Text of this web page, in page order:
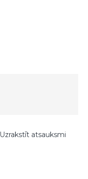
Uzrakstīt atsauksmi